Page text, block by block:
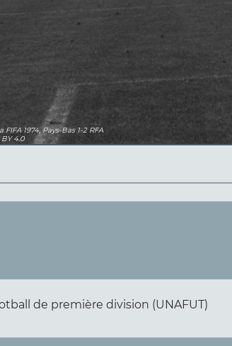
1974, Pays-Bas 1-2 RFA
BY 4.0
de première division (UNAFUT)